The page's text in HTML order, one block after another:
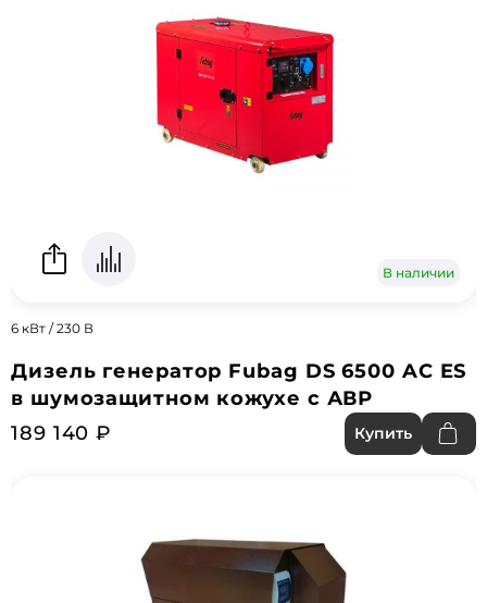
В наличии
6 кВт / 230 В
Дизель генератор Fubag DS 6500 AC ES
в шумозащитном кожухе с АВР
189 140 ₽
Купить